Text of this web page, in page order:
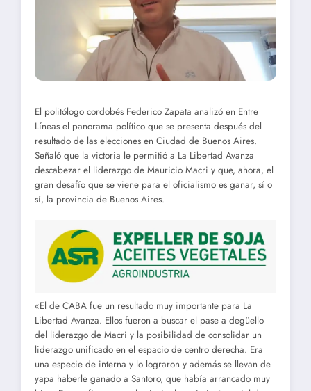
El politólogo cordobés Federico Zapata analizó en Entre
Líneas el panorama político que se presenta después del
resultado de las elecciones en Ciudad de Buenos Aires.
Señaló que la victoria le permitió a La Libertad Avanza
descabezar el liderazgo de Mauricio Macri y que, ahora, el
gran desafío que se viene para el oficialismo es ganar, sí o
sí, la provincia de Buenos Aires.
«El de CABA fue un resultado muy importante para La
Libertad Avanza. Ellos fueron a buscar el pase a degüello
del liderazgo de Macri y la posibilidad de consolidar un
liderazgo unificado en el espacio de centro derecha. Era
una especie de interna y lo lograron y además se llevan de
yapa haberle ganado a Santoro, que había arrancado muy